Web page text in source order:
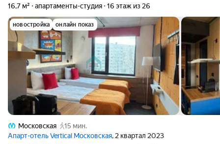
16,7 м² апартаменты-студия 16 этаж из 26
новостройка онлайн показ
Московская
15 мин.
Апарт-отель Vertical Московская, 2 квартал 2023